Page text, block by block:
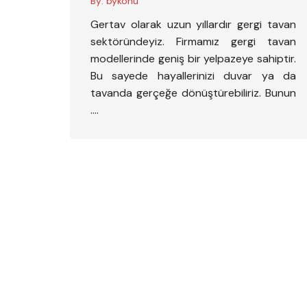
Gertav olarak uzun yıllardır gergi tavan
sektöründeyiz. Firmamız gergi tavan
modellerinde geniş bir yelpazeye sahiptir.
Bu sayede hayallerinizi duvar ya da
tavanda gerçeğe dönüştürebiliriz. Bunun
….